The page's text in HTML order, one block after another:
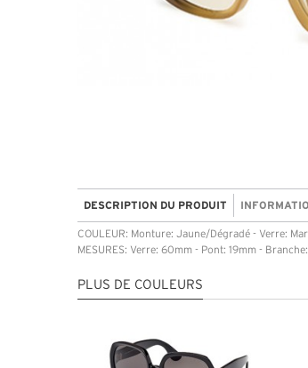
DESCRIPTION DU PRODUIT
COULEUR: Monture: Jaune/Dégradé - Verre:
MESURES: Verre: 60mm - Pont: 19mm -
PLUS DE COULEURS